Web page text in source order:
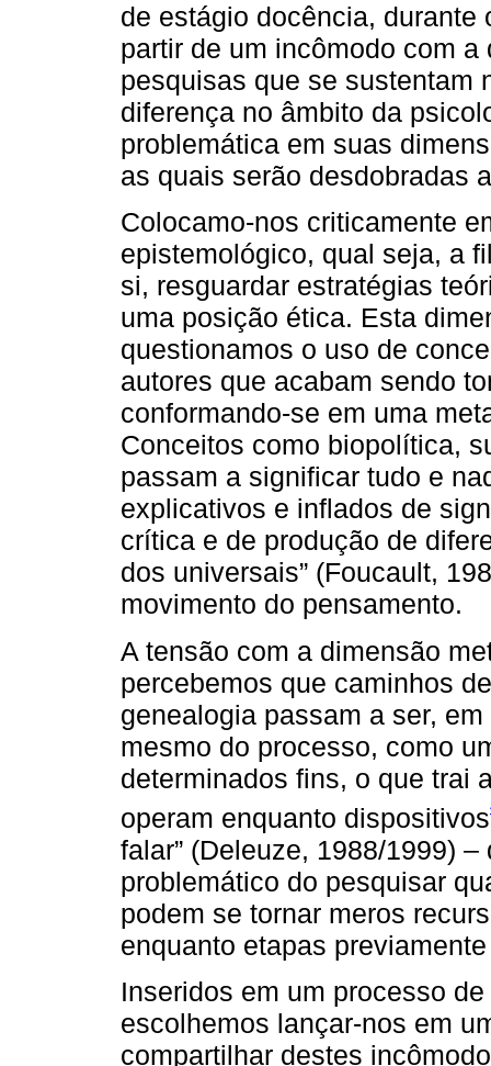
de estágio docência, durante
partir de um incômodo com
pesquisas que se sustentam
diferença no âmbito da
problemática em suas
as quais serão desdobradas
Colocamo-nos criticamente
epistemológico, qual seja, a
si, resguardar estratégias
uma posição ética. Esta
questionamos o uso de
autores que acabam sendo
conformando-se em uma
Conceitos como biopolítica,
passam a significar tudo e
explicativos e inflados de
crítica e de produção de
dos universais” (Foucault,
movimento do pensamento.
A tensão com a dimensão
percebemos que caminhos
genealogia passam a ser,
mesmo do processo, como
determinados fins, o que trai
operam enquanto dispositivos
falar” (Deleuze, 1988/1999)
problemático do pesquisar
podem se tornar meros
enquanto etapas
Inseridos em um processo
escolhemos lançar-nos em
compartilhar destes